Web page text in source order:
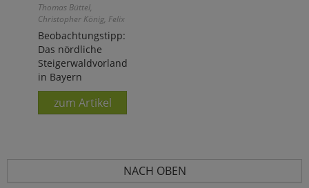
Thomas Büttel,
Christopher König, Felix
Weiß
Beobachtungstipp:
Das nördliche
Steigerwaldvorland
in Bayern
zum Artikel
NACH OBEN